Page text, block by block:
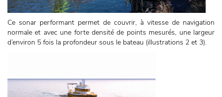
Ce sonar performant permet de couvrir, à vitesse de navigation
normale et avec une forte densité de points mesurés, une largeur
d’environ 5 fois la profondeur sous le bateau (illustrations 2 et 3).